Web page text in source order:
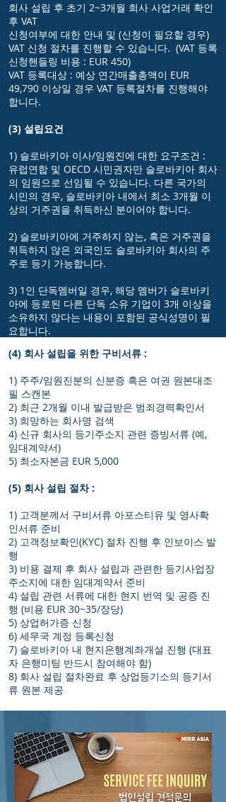
회사 설립 후 초기 2~3개월 회사 사업거래 확인
후 VAT
신청여부에 대한 안내 및 (신청이 필요할 경우)
VAT 신청 절차를 진행할 수 있습니다. (VAT 등록
신청핸들링 비용 : EUR 450)
VAT 등록대상 : 예상 연간매출총액이 EUR
49,790 이상일 경우 VAT 등록절차를 진행해야
합니다.
(3) 설립요건
1) 슬로바키아 이사/임원진에 대한 요구조건 :
유럽연합 및 OECD 시민권자만 슬로바키아 회사
의 임원으로 선임될 수 있습니다. 다른 국가의
시민의 경우, 슬로바키아 내에서 최소 3개월 이
상의 거주권을 취득하신 분이어야 합니다.
2) 슬로바키아에 거주하지 않는, 혹은 거주권을
취득하지 않은 외국인도 슬로바키아 회사의 주
주로 등기 가능합니다.
3) 1인 단독멤버일 경우, 해당 멤버가 슬로바키
아에 등로된 다른 단독 소유 기업이 3개 이상을
소유하지 않다는 내용이 포함된 공식성명이 필
요합니다.
(4) 회사 설립을 위한 구비서류 :
1) 주주/임원진분의 신분증 혹은 여권 원본대조
필 스캔본
2) 최근 2개월 이내 발급받은 범죄경력확인서
3) 희망하는 회사명 검색
4) 신규 회사의 등기주소지 관련 증빙서류 (예,
임대계약서)
5) 최소자본금 EUR 5,000
(5) 회사 설립 절차 :
1) 고객분께서 구비서류 아포스티유 및 영사확
인서류 준비
2) 고객정보확인(KYC) 절차 진행 후 인보이스 발
행
3) 비용 결제 후 회사 설립과 관련한 등기사업장
주소지에 대한 임대계약서 준비
4) 설립 관련 서류에 대한 현지 번역 및 공증 진
행 (비용 EUR 30~35/장당)
5) 상업허가증 신청
6) 세무국 계정 등록신청
7) 슬로바키아 내 현지은행계좌개설 진행 (대표
자 은행미팅 반드시 참여해야 함)
8) 회사 설립 절차완료 후 상업등기소의 등기서
류 원본 제공